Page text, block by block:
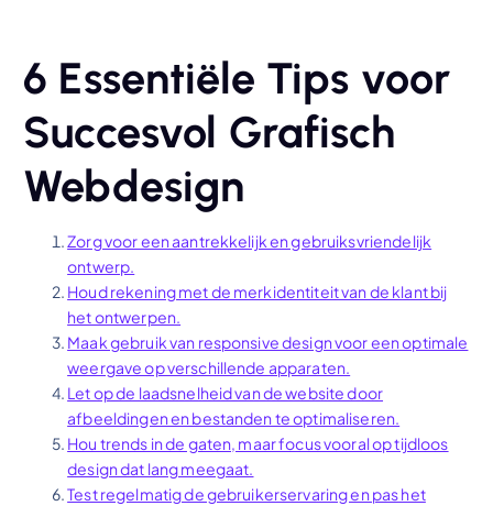
6 Essentiële Tips voor
Succesvol Grafisch
Webdesign
Zorg voor een aantrekkelijk en gebruiksvriendelijk
ontwerp.
Houd rekening met de merkidentiteit van de klant bij
het ontwerpen.
Maak gebruik van responsive design voor een optimale
weergave op verschillende apparaten.
Let op de laadsnelheid van de website door
afbeeldingen en bestanden te optimaliseren.
Hou trends in de gaten, maar focus vooral op tijdloos
design dat lang meegaat.
Test regelmatig de gebruikerservaring en pas het